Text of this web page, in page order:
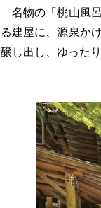
名物の「桃山風
る建屋に、源泉か
醸し出し、ゆった